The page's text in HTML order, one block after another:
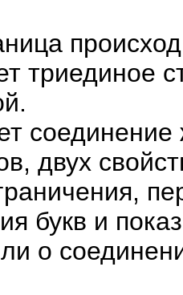
триединое
двух
букв и
о